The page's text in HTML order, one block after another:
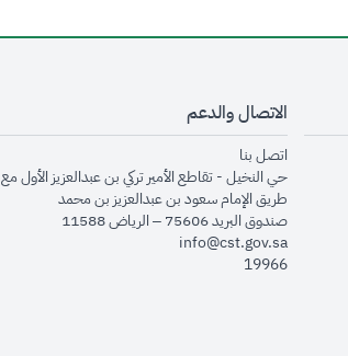
opens in new
الاتصال والدعم
اتصل بنا
حي النخيل - تقاطع الأمير تركي بن عبدالعزيز الأول مع
طريق الإمام سعود بن عبدالعزيز بن محمد
صندوق البريد 75606 – الرياض 11588
info@cst.gov.sa
19966